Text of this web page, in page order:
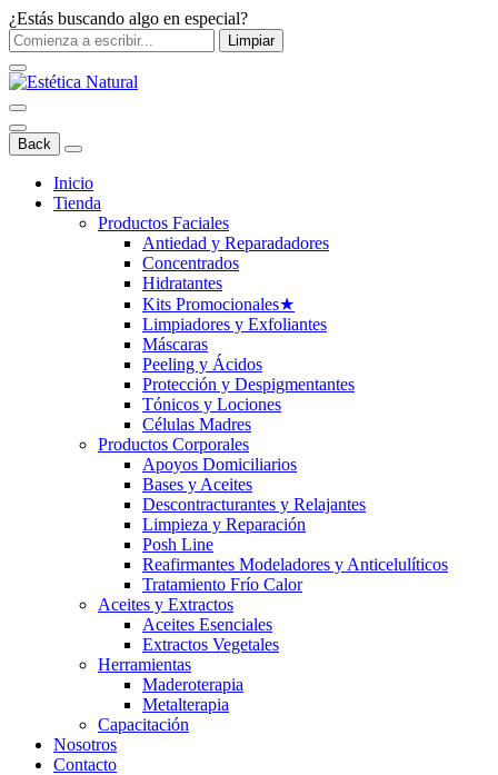
¿Estás buscando algo en especial?
Limpiar
Back
Inicio
Tienda
Productos Faciales
Antiedad y Reparadadores
Concentrados
Hidratantes
Kits Promocionales★
Limpiadores y Exfoliantes
Máscaras
Peeling y Ácidos
Protección y Despigmentantes
Tónicos y Lociones
Células Madres
Productos Corporales
Apoyos Domiciliarios
Bases y Aceites
Descontracturantes y Relajantes
Limpieza y Reparación
Posh Line
Reafirmantes Modeladores y Anticelulíticos
Tratamiento Frío Calor
Aceites y Extractos
Aceites Esenciales
Extractos Vegetales
Herramientas
Maderoterapia
Metalterapia
Capacitación
Nosotros
Contacto